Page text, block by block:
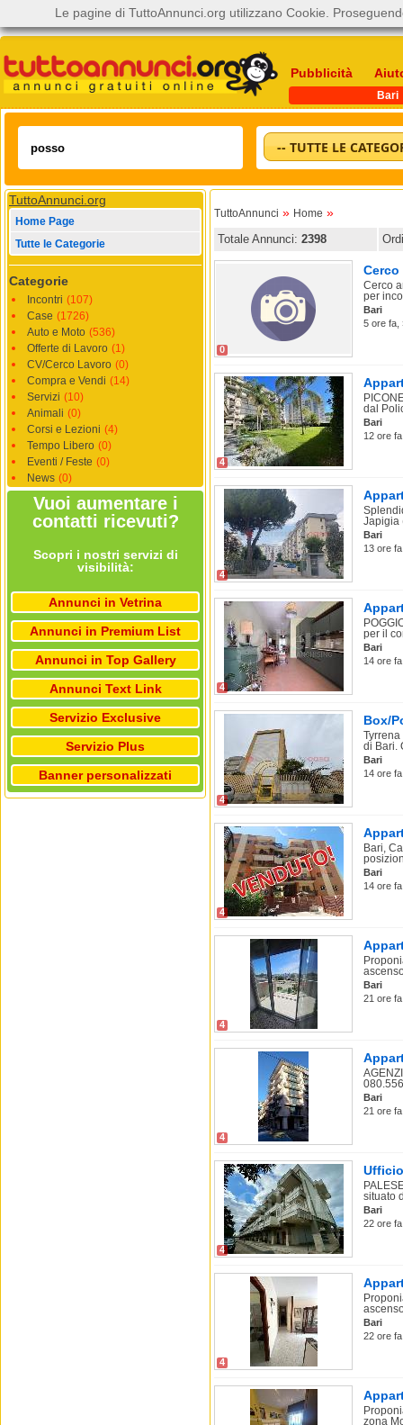
Pubblicità
Bari
-- TUTTE LE
TuttoAnnunci.org
Home Page
Tutte le Categorie
Categorie
Incontri (107)
Case (1726)
Auto e Moto (536)
Offerte di Lavoro (1)
CV/Cerco Lavoro (0)
Compra e Vendi (14)
Servizi (10)
Animali (0)
Corsi e Lezioni (4)
Tempo Libero (0)
Eventi / Feste (0)
News (0)
Vuoi aumentare i
contatti ricevuti?
Scopri i nostri servizi di
visibilità:
Annunci in Vetrina
Annunci in Premium List
Annunci in Top Gallery
Annunci Text Link
Servizio Exclusive
Servizio Plus
Banner personalizzati
TuttoAnnunci » Home »
Totale Annunci: 2398
0
Cerco
Cerco
per
Bari
5 ore fa,
4
dal
Bari
12 ore
4
Japigia
Bari
13 ore
4
per il
Bari
14 ore
4
Box/
di Bari.
Bari
14 ore
4
Bari,
Bari
14 ore
4
Bari
21 ore
4
Bari
21 ore
4
situato
Bari
22 ore
4
Bari
22 ore
zona
Le pagine di TuttoAnnunci.org utilizzano Cookie.